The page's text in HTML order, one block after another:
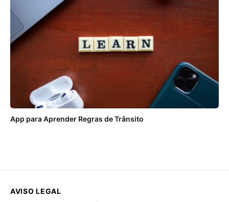
App para Aprender Regras de Trânsito
AVISO LEGAL